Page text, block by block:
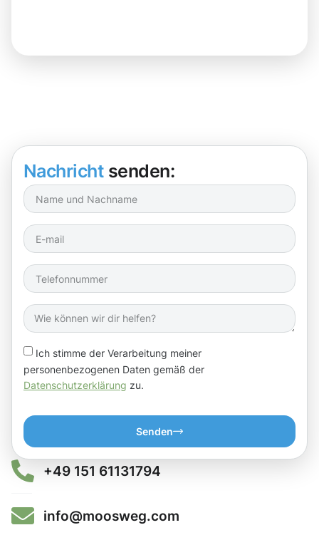
Nachricht senden:
Ich stimme der Verarbeitung meiner
personenbezogenen Daten gemäß der
Datenschutzerklärung zu.
Senden
+49 151 61131794
info@moosweg.com